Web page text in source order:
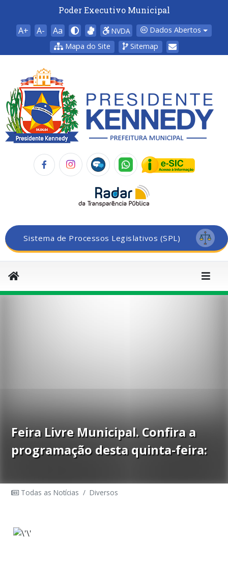
Poder Executivo Municipal
A+ A- Aa NVDA
Dados Abertos
Mapa do Site
Sitemap
Sistema de Processos Legislativos (SPL)
Feira Livre Municipal. Confira a
programação desta quinta-feira:
Todas as Notícias / Diversos